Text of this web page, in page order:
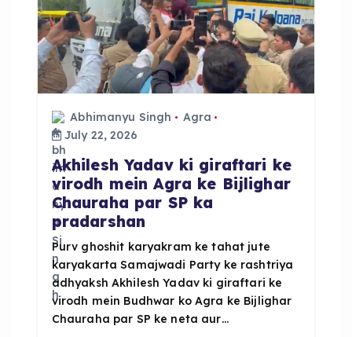
g
a
t
Abhimanyu Singh
Agra
July 22, 2026
Akhilesh Yadav ki giraftari ke
virodh mein Agra ke Bijlighar
Chauraha par SP ka
pradarshan
Purv ghoshit karyakram ke tahat jute
karyakarta Samajwadi Party ke rashtriya
adhyaksh Akhilesh Yadav ki giraftari ke
virodh mein Budhwar ko Agra ke Bijlighar
Chauraha par SP ke neta aur…